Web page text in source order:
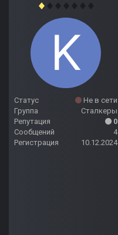
Статус
Не в сети
Группа
Сталкеры
Репутация
0
Сообщений
4
Регистрация
10.12.2024